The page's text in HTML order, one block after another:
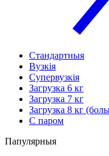
Стандартныя
Вузкія
Супервузкія
Загрузка 6 кг
Загрузка 7 кг
Загрузка 8 кг
С паром
Папулярныя